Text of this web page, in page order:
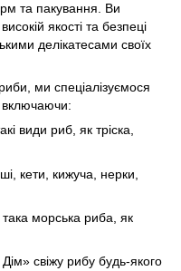
та пакування. Ви
якості та безпеці
делікатесами своїх
ми спеціалізуємося
включаючи:
види риб, як тріска,
кети, кижуча, нерки,
морська риба, як
свіжу рибу будь-якого